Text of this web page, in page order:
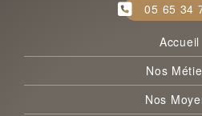
05 65 34
Accueil
Nos
Nos